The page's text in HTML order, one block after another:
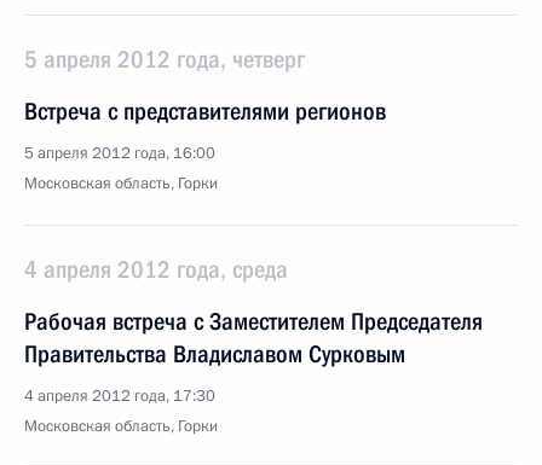
5 апреля 2012 года, четверг
Встреча с представителями регионов
5 апреля 2012 года, 16:00
Московская область, Горки
4 апреля 2012 года, среда
Рабочая встреча с Заместителем Председателя
Правительства Владиславом Сурковым
4 апреля 2012 года, 17:30
Московская область, Горки